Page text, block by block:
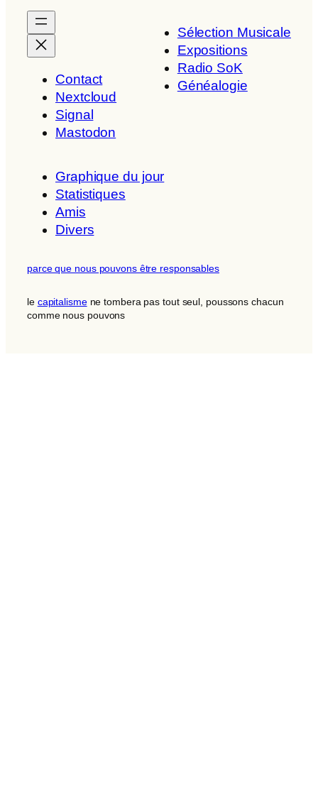
Contact
Nextcloud
Signal
Mastodon
Sélection Musicale
Expositions
Radio SoK
Généalogie
Graphique du jour
Statistiques
Amis
Divers
parce que nous pouvons être responsables
le capitalismene tombera pas tout seul, poussons chacun
comme nous pouvons